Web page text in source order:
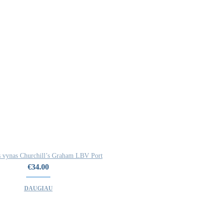
vynas Churchill’s Graham LBV Port
€34.00
DAUGIAU